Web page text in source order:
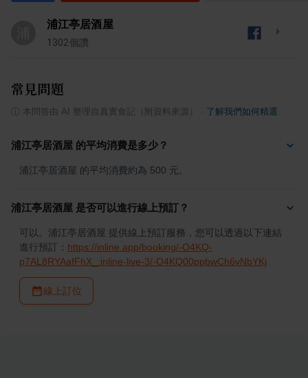
浦江亭居酒屋
1302個讚
常見問題
本問答由 AI 整理自真實食記（附資料來源） 了解我們如何精選
浦江亭居酒屋 的平均消費是多少？
浦江亭居酒屋 的平均消費約為 500 元。
浦江亭居酒屋 是否可以進行線上預訂？
可以。浦江亭居酒屋 提供線上預訂服務，您可以透過以下連結
進行預訂： https://inline.app/booking/-O4KQ-
p7AL8RYAafFhX_:inline-live-3/-O4KQ00ppbwCh6vNbYKj
線上訂位